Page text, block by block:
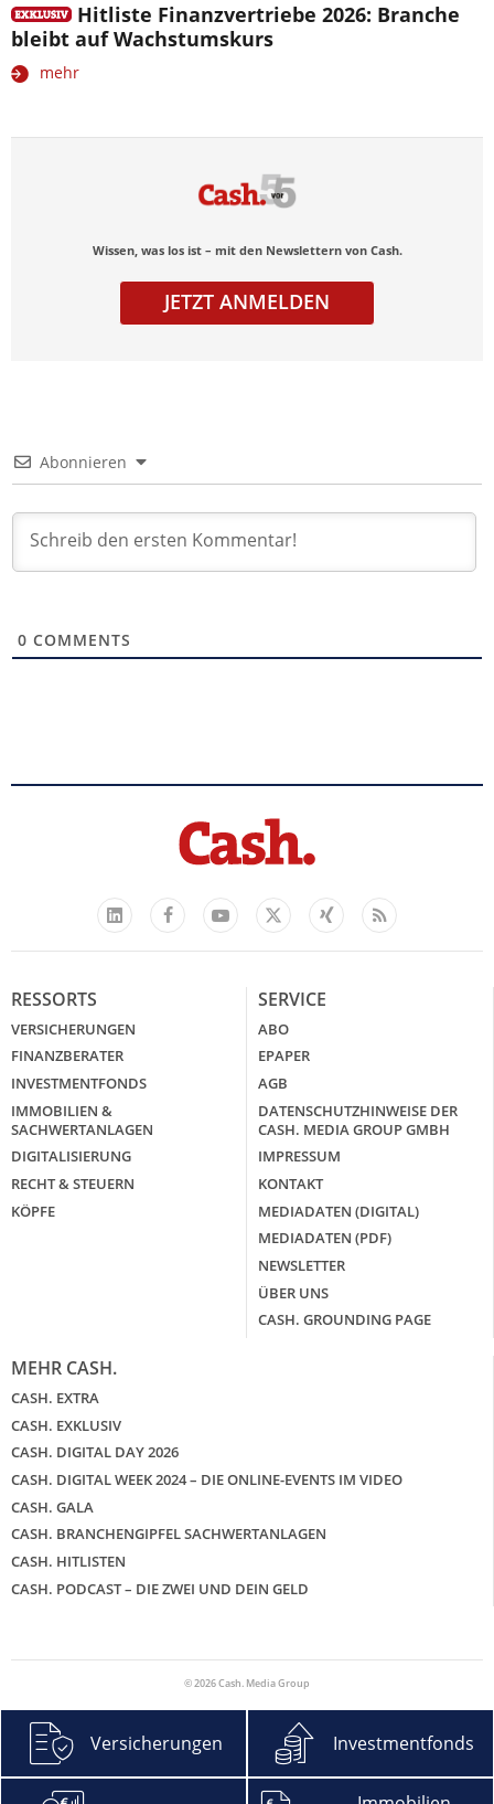
Hitliste Finanzvertriebe 2026: Branche
bleibt auf Wachstumskurs
mehr
Wissen, was los ist – mit den Newslettern von Cash.
JETZT ANMELDEN
Abonnieren
0 COMMENTS
LinkedIn
FacebookYouTube
X
Xing Feed
RESSORTS
VERSICHERUNGEN
FINANZBERATER
INVESTMENTFONDS
IMMOBILIEN &
SACHWERTANLAGEN
DIGITALISIERUNG
RECHT & STEUERN
KÖPFE
SERVICE
ABO
EPAPER
AGB
DATENSCHUTZHINWEISE DER
CASH. MEDIA GROUP GMBH
IMPRESSUM
KONTAKT
MEDIADATEN (DIGITAL)
MEDIADATEN (PDF)
NEWSLETTER
ÜBER UNS
CASH. GROUNDING PAGE
MEHR CASH.
CASH. EXTRA
CASH. EXKLUSIV
CASH. DIGITAL DAY 2026
CASH. DIGITAL WEEK 2024 – DIE ONLINE-EVENTS IM VIDEO
CASH. GALA
CASH. BRANCHENGIPFEL SACHWERTANLAGEN
CASH. HITLISTEN
CASH. PODCAST – DIE ZWEI UND DEIN GELD
© 2026 Cash. Media Group
Versicherungen Investmentfonds